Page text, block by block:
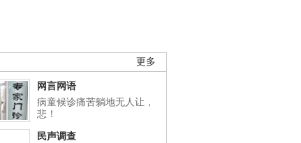
更多
网言网语
病童候诊痛苦躺地无人让，
悲！
民声调查